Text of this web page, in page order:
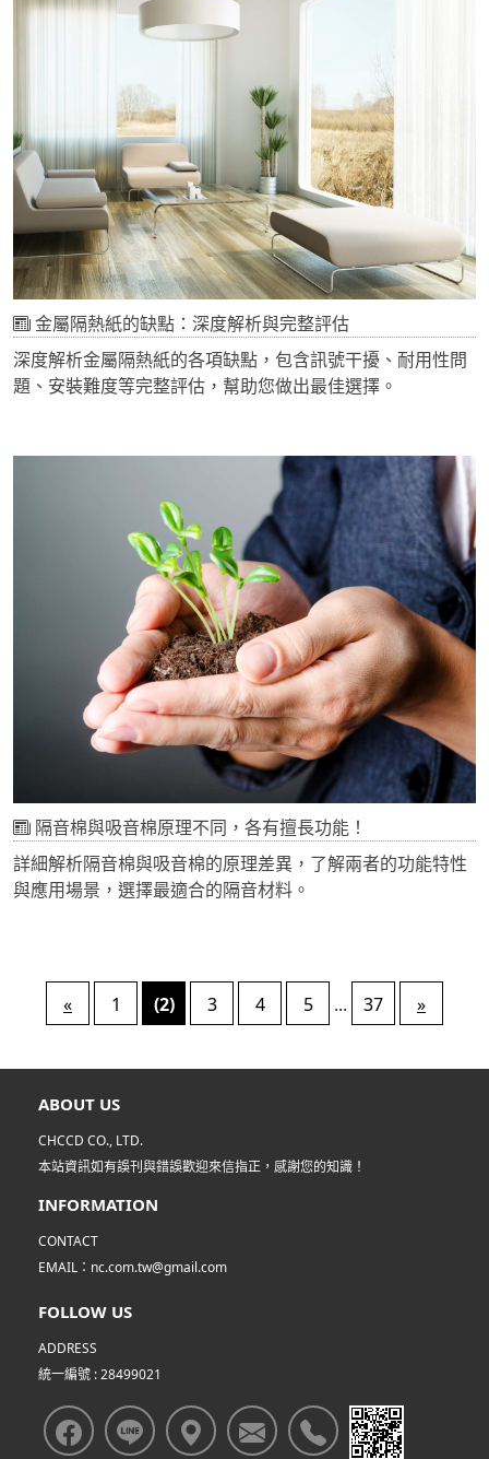
篇文章會把高市早苗言論的來龍去脈、國際上地緣政治升溫
時房市與資金的真實反應，以及台灣民眾的觀感落差，一次
金屬隔熱紙的缺點：深度解析與完整評估
深度解析金屬隔熱紙的各項缺點，包含訊號干擾、耐用性問
題、安裝難度等完整評估，幫助您做出最佳選擇。
隔音棉與吸音棉原理不同，各有擅長功能！
詳細解析隔音棉與吸音棉的原理差異，了解兩者的功能特性
與應用場景，選擇最適合的隔音材料。
« 1 (2) 3 4 5 ... 37 »
ABOUT US
CHCCD CO., LTD.
本站資訊如有誤刊與錯誤歡迎來信指正，感謝您的知識！
INFORMATION
CONTACT
EMAIL：nc.com.tw@gmail.com
FOLLOW US
ADDRESS
統一編號 : 28499021